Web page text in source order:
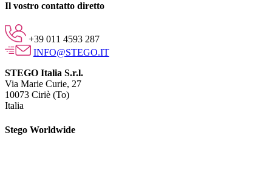
Il vostro contatto diretto
+39 011 4593 287
INFO@STEGO.IT
STEGO Italia S.r.l.
Via Marie Curie, 27
10073 Ciriè (To)
Italia
Stego Worldwide